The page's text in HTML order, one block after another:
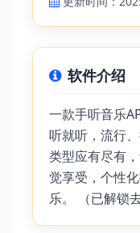
软件介绍
一款手听音乐
听就听，流行
类型应有尽有
觉享受，个性
乐。 （已解锁